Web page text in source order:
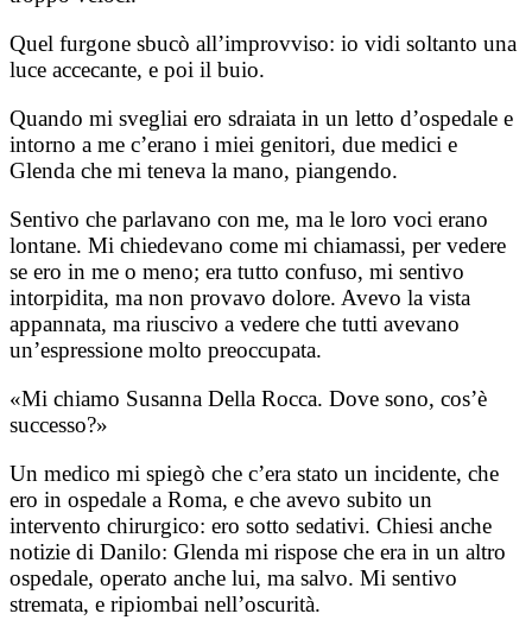
Quel furgone sbucò all’improvviso: io vidi soltanto una
luce accecante, e poi il buio.
Quando mi svegliai ero sdraiata in un letto d’ospedale e
intorno a me c’erano i miei genitori, due medici e
Glenda che mi teneva la mano, piangendo.
Sentivo che parlavano con me, ma le loro voci erano
lontane. Mi chiedevano come mi chiamassi, per vedere
se ero in me o meno; era tutto confuso, mi sentivo
intorpidita, ma non provavo dolore. Avevo la vista
appannata, ma riuscivo a vedere che tutti avevano
un’espressione molto preoccupata.
«Mi chiamo Susanna Della Rocca. Dove sono, cos’è
successo?»
Un medico mi spiegò che c’era stato un incidente, che
ero in ospedale a Roma, e che avevo subito un
intervento chirurgico: ero sotto sedativi. Chiesi anche
notizie di Danilo: Glenda mi rispose che era in un altro
ospedale, operato anche lui, ma salvo. Mi sentivo
stremata, e ripiombai nell’oscurità.